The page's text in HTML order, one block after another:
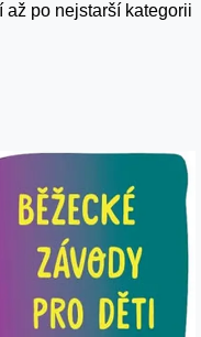
až po nejstarší kategorii